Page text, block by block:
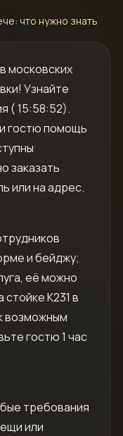
что нужно знать
московских
Узнайте
( 15:58:52).
гостю помощь
заказать
или на адрес.
и бейджу;
её можно
стойке К231 в
возможным
гостю 1 час
требования
или